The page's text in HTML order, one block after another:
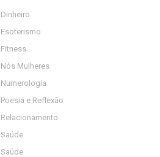
Dinheiro
Esoterismo
Fitness
Nós Mulheres
Numerologia
Poesia e Reflexão
Relacionamento
Saúde
Saúde